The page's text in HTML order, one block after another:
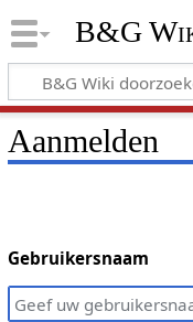
B&G
Aanmelden
Gebruikersnaam